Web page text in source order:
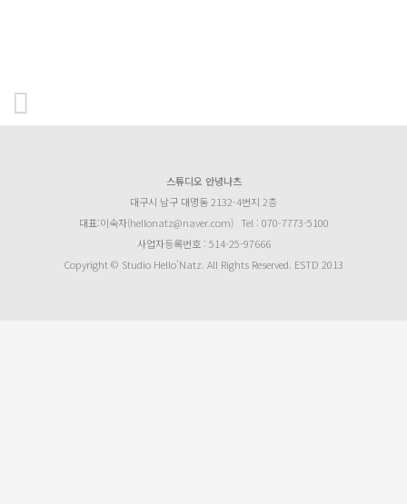
스튜디오 안녕나츠
대구시 남구 대명동 2132-4번지 2층
대표:이숙자(hellonatz@naver.com) Tel : 070-7773-5100
사업자등록번호 : 514-25-97666
Copyright © Studio Hello’Natz. All Rights Reserved. ESTD 2013